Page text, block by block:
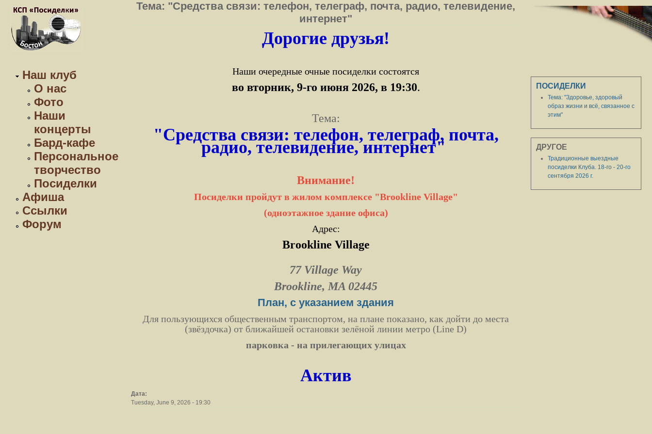
Наш клуб
О нас
Фото
Наши
концерты
Бард-кафе
Персональное
творчество
Посиделки
Афиша
Ссылки
Форум
Тема: "Средства связи: телефон, телеграф, почта, радио, телевидение,
интернет"
Дорогие друзья!
Наши очередные очные посиделки состоятся
во вторник, 9-го июня 2026, в 19:30.
Тема:
"Средства связи: телефон, телеграф, почта,
радио, телевидение, интернет"
Внимание!
Посиделки пройдут в жилом комплексе "Brookline Village"
(одноэтажное здание офиса)
Адрес:
Brookline Village
77 Village Way
Brookline, MA 02445
План, с указанием здания
Для пользующихся общественным транспортом, на плане показано, как дойти до места
(звёздочка) от ближайшей остановки зелёной линии метро (Line D)
парковка - на прилегающих улицах
Актив
Дата:
Tuesday, June 9, 2026 - 19:30
ПОСИДЕЛКИ
Тема: "Здоровье, здоровый
образ жизни и всё, связанное с
этим"
ДРУГОЕ
Традиционные выездные
посиделки Клуба. 18-го - 20-го
сентября 2026 г.